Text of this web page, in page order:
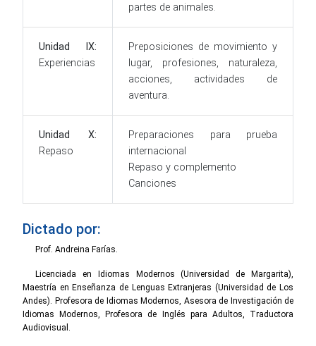
partes de animales.
Unidad IX:
Experiencias
Preposiciones de movimiento y
lugar, profesiones, naturaleza,
acciones, actividades de
aventura.
Unidad X:
Repaso
Preparaciones para prueba
internacional
Repaso y complemento
Canciones
Dictado por:
Prof. Andreina Farías.
Licenciada en Idiomas Modernos (Universidad de Margarita),
Maestría en Enseñanza de Lenguas Extranjeras (Universidad de Los
Andes). Profesora de Idiomas Modernos, Asesora de Investigación de
Idiomas Modernos, Profesora de Inglés para Adultos, Traductora
Audiovisual.